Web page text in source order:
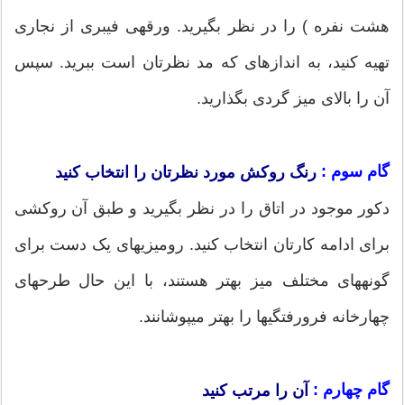
هشت نفره ) را در نظر بگیرید. ورقه‎‎ی فیبری از نجاری
تهیه کنید، به اندازه‎ای که مد نظرتان است ببرید. سپس
آن را بالای میز گردی بگذارید.
گام سوم : رنگ روکش مورد نظرتان را انتخاب کنید
دکور موجود در اتاق را در نظر بگیرید و طبق آن روکشی
برای ادامه‎ کارتان انتخاب کنید. رومیزی‎های یک دست برای
گونه‎های مختلف میز بهتر هستند، با این حال طرح‎های
چهارخانه فرورفتگی‎ها را بهتر می‎پوشانند.
گام چهارم : آن را مرتب کنید